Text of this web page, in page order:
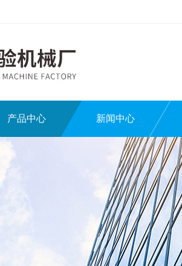
产品中心 新闻中心